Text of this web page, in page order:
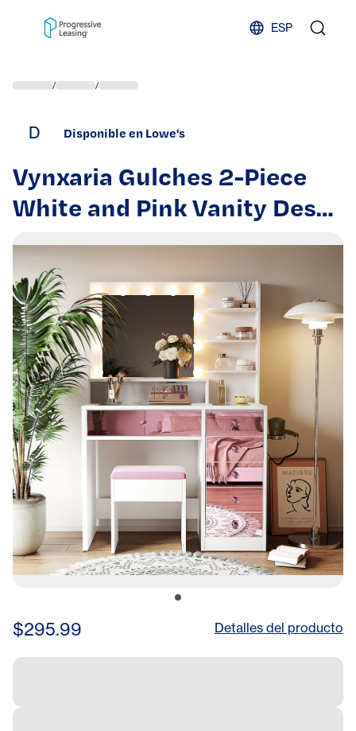
ESP
/ /
D Disponible en Lowe's
Vynxaria Gulches 2-Piece
White and Pink Vanity Desk
Set with Glass Top 9
Hollywood Bulbs 3 Color
Lighting 6 Drawers Velvet
Storage Stool
$295.99 Detalles del producto